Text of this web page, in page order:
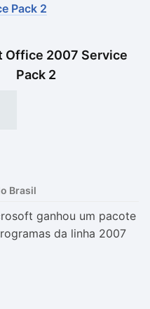
Ver mais
Ver mais
Pack 2
Office 2007 Service
Pack 2
ganhou um pacote
da linha 2007